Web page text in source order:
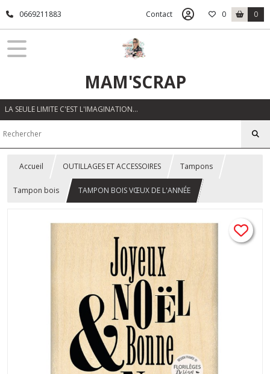
0669211883 Contact 0 0
MAM'SCRAP
LA SEULE LIMITE C'EST L'IMAGINATION…
Accueil OUTILLAGES ET ACCESSOIRES Tampons
Tampon bois TAMPON BOIS VŒUX DE L'ANNÉE